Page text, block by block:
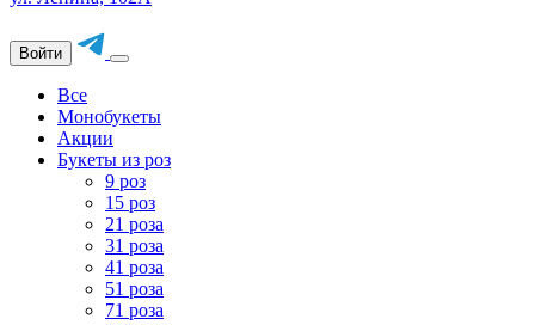
Войти
Все
Монобукеты
Акции
Букеты из роз
9 роз
15 роз
21 роза
31 роза
41 роза
51 роза
71 роза